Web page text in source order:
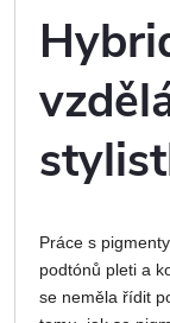
Práce s
podtónů pleti a
se neměla řídit